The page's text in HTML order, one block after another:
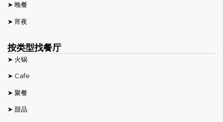
➤ 晚餐
➤ 宵夜
按类型找餐厅
➤ 火锅
➤ Cafe
➤ 聚餐
➤ 甜品